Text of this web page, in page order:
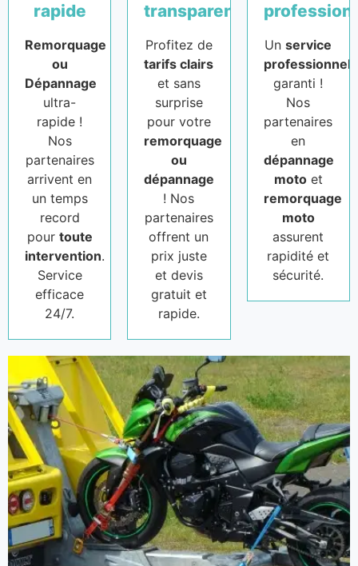
rapide
Remorquage
ou
Dépannage
ultra-
rapide !
Nos
partenaires
arrivent en
un temps
record
pour toute
intervention.
Service
efficace
24/7.
transparents
Profitez de
tarifs clairs
et sans
surprise
pour votre
remorquage
ou
dépannage
! Nos
partenaires
offrent un
prix juste
et devis
gratuit et
rapide.
Unservice
professionnel
garanti !
Nos
partenaires
en
dépannage
motoet
remorquage
moto
assurent
rapidité et
sécurité.